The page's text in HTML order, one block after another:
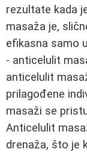
rezultate kada
masaža je,
efikasna samo
- anticelulit
anticelulit
prilagođene
masaži se
Anticelulit
drenaža, što je